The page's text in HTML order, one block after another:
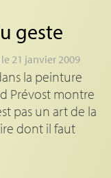
geste
le 21 janvier 2009
la peinture
Prévost montre
pas un art de la
dont il faut